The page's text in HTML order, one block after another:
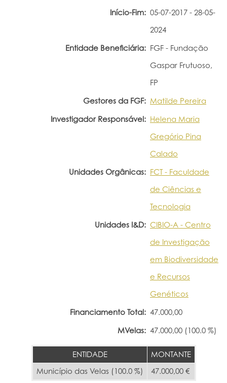
Início-Fim: 05-07-2017 - 28-05-
2024
Entidade Beneficiária: FGF - Fundação
Gaspar Frutuoso,
FP
Gestores da FGF: Matilde Pereira
Investigador Responsável: Helena Maria
Gregório Pina
Calado
Unidades Orgânicas: FCT - Faculdade
de Ciências e
Tecnologia
Unidades I&D: CIBIO-A - Centro
de Investigação
em Biodiversidade
e Recursos
Genéticos
Financiamento Total: 47.000,00
MVelas: 47.000,00 (100.0 %)
ENTIDADE
MONTANTE
Município das Velas (100.0 %)
47.000,00 €